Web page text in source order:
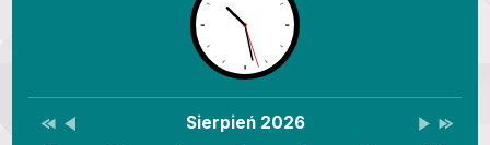
Wydarzenia Lista wydarzeń w miesiącu
Sierpień 2026Brak wydarzeń w tym
Przestaw datę na Sierpień 2025
Przestaw datę na Lipiec 2026